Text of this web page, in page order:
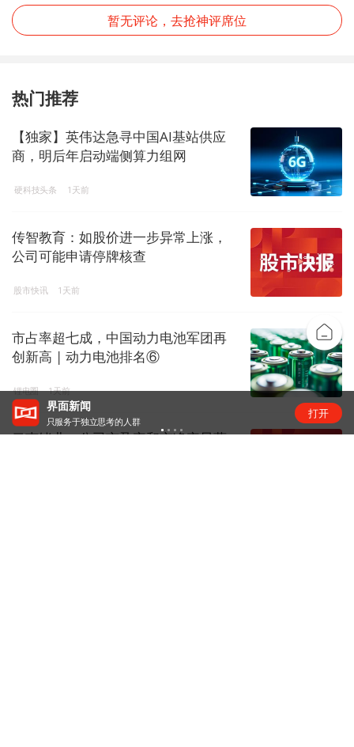
暂无评论，去抢神评席位
热门推荐
【独家】英伟达急寻中国AI基站供应
商，明后年启动端侧算力组网
硬科技头条 1天前
传智教育：如股价进一步异常上涨，
公司可能申请停牌核查
股市快讯 1天前
市占率超七成，中国动力电池军团再
创新高 | 动力电池排名⑥
锂电圈 1天前
云南锗业：公司市盈率和市净率显著
界面新闻
只服务于独立思考的人群
打开